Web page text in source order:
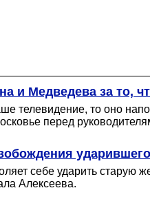
и Медведева за то,
телевидение, то оно
перед
себе ударить старую
Алексеева.